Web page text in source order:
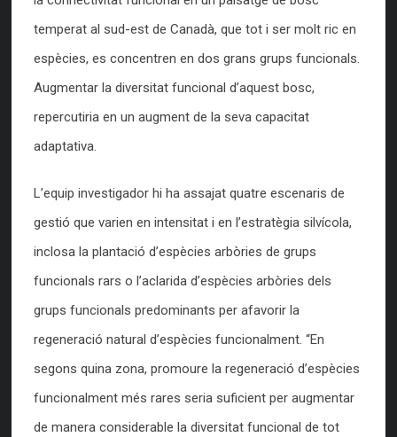
temperat al sud-est de Canadà, que tot i ser molt ric en
espècies, es concentren en dos grans grups funcionals.
Augmentar la diversitat funcional d’aquest bosc,
repercutiria en un augment de la seva capacitat
adaptativa.
L’equip investigador hi ha assajat quatre escenaris de
gestió que varien en intensitat i en l’estratègia silvícola,
inclosa la plantació d’espècies arbòries de grups
funcionals rars o l’aclarida d’espècies arbòries dels
grups funcionals predominants per afavorir la
regeneració natural d’espècies funcionalment. “En
segons quina zona, promoure la regeneració d’espècies
funcionalment més rares seria suficient per augmentar
de manera considerable la diversitat funcional de tot